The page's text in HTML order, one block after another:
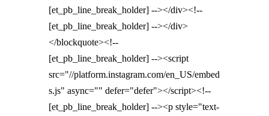
[et_pb_line_break_holder] --></div><!--
[et_pb_line_break_holder] --></div>
</blockquote><!--
[et_pb_line_break_holder] --><script
src="//platform.instagram.com/en_US/embed
s.js" async="" defer="defer"></script><!--
[et_pb_line_break_holder] --><p style="text-